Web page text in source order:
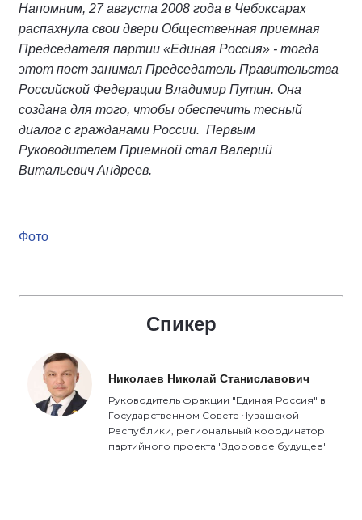
Напомним, 27 августа 2008 года в Чебоксарах
распахнула свои двери Общественная приемная
Председателя партии «Единая Россия» - тогда
этот пост занимал Председатель Правительства
Российской Федерации Владимир Путин. Она
создана для того, чтобы обеспечить тесный
диалог с гражданами России. Первым
Руководителем Приемной стал Валерий
Витальевич Андреев.
Фото
Спикер
Николаев Николай Станиславович
Руководитель фракции "Единая Россия" в
Государственном Совете Чувашской
Республики, региональный координатор
партийного проекта "Здоровое будущее"